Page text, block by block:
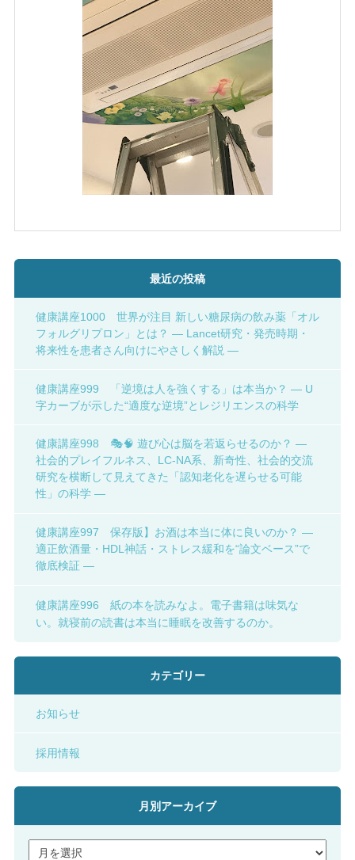
最近の投稿
健康講座1000 世界が注目 新しい糖尿病の飲み薬「オル
フォルグリプロン」とは？ ― Lancet研究・発売時期・
将来性を患者さん向けにやさしく解説 ―
健康講座999 「逆境は人を強くする」は本当か？ ― U
字カーブが示した“適度な逆境”とレジリエンスの科学
健康講座998 🎭🧠 遊び心は脳を若返らせるのか？ ―
社会的プレイフルネス、LC-NA系、新奇性、社会的交流
研究を横断して見えてきた「認知老化を遅らせる可能
性」の科学 ―
健康講座997 保存版】お酒は本当に体に良いのか？ ―
適正飲酒量・HDL神話・ストレス緩和を“論文ベース”で
徹底検証 ―
健康講座996 紙の本を読みなよ。電子書籍は味気な
い。就寝前の読書は本当に睡眠を改善するのか。
カテゴリー
お知らせ
採用情報
月別アーカイブ